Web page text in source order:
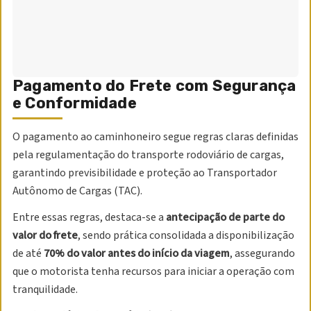
Pagamento do Frete com Segurança
e Conformidade
O pagamento ao caminhoneiro segue regras claras definidas
pela regulamentação do transporte rodoviário de cargas,
garantindo previsibilidade e proteção ao Transportador
Autônomo de Cargas (TAC).
Entre essas regras, destaca-se a antecipação de parte do
valor do frete, sendo prática consolidada a disponibilização
de até 70% do valor antes do início da viagem, assegurando
que o motorista tenha recursos para iniciar a operação com
tranquilidade.